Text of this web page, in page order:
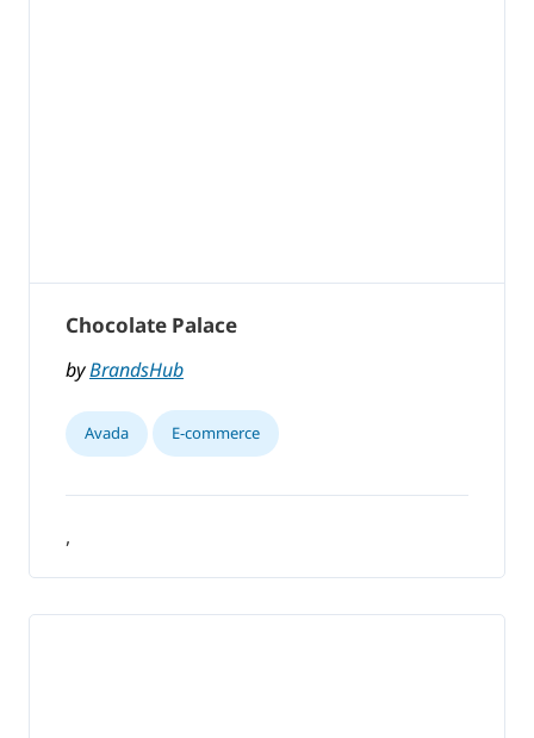
Chocolate Palace
byBrandsHub
Avada E-commerce
,